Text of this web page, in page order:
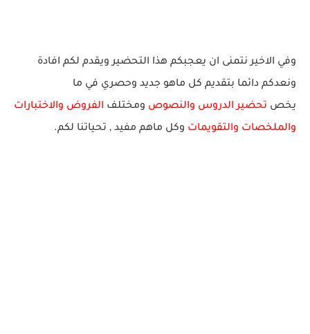
وفي الاخير نتمنى ان يعجبكم هذا التحضير ويقدم لكم افادة
ونعدكم دائما بتقديم كل ماهو جديد وحصري في ما
يخص تحضير الدروس والنصوص ومختلف الفروض والاختبارات
والملخصات والتقويمات وكل ماهم مفيد , تحياتنا لكم.